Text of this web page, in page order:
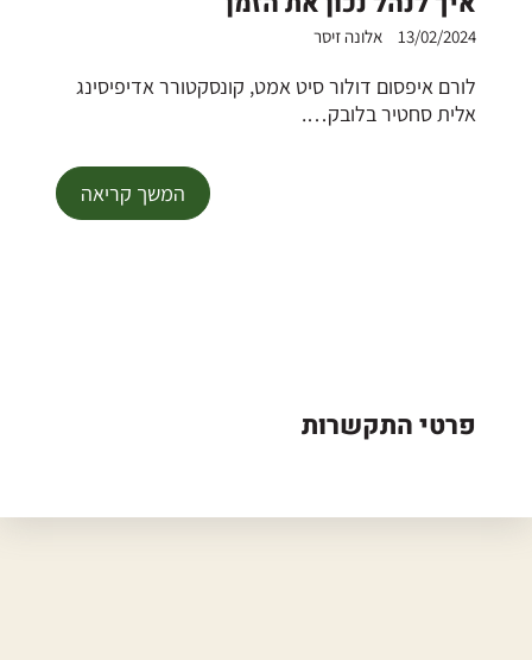
13/02/2024 אלונה זיסר
לורם איפסום דולור סיט אמט, קונסקטורר אדיפיסינג
אלית סחטיר בלובק….
המשך קריאה
פרטי התקשרות